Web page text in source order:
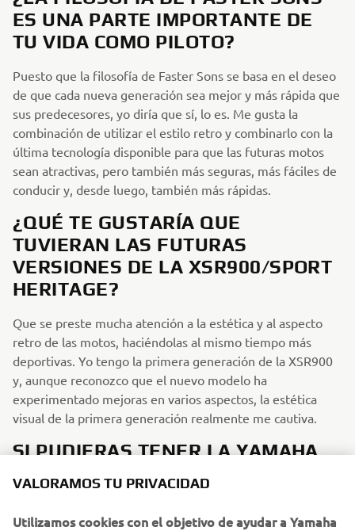
ES UNA PARTE IMPORTANTE DE
TU VIDA COMO PILOTO?
Puesto que la filosofía de Faster Sons se basa en el deseo
de que cada nueva generación sea mejor y más rápida que
sus predecesores, yo diría que sí, lo es. Me gusta la
combinación de utilizar el estilo retro y combinarlo con la
última tecnología disponible para que las futuras motos
sean atractivas, pero también más seguras, más fáciles de
conducir y, desde luego, también más rápidas.
¿QUÉ TE GUSTARÍA QUE
TUVIERAN LAS FUTURAS
VERSIONES DE LA XSR900/SPORT
HERITAGE?
Que se preste mucha atención a la estética y al aspecto
retro de las motos, haciéndolas al mismo tiempo más
deportivas. Yo tengo la primera generación de la XSR900
y, aunque reconozco que el nuevo modelo ha
experimentado mejoras en varios aspectos, la estética
visual de la primera generación realmente me cautiva.
SI PUDIERAS TENER LA YAMAHA
HISTORIA DE LA MARCA, ¿CUÁL
SERÍA Y POR QUÉ?
VALORAMOS TU PRIVACIDAD
Utilizamos cookies con el objetivo de ayudar a Yamaha